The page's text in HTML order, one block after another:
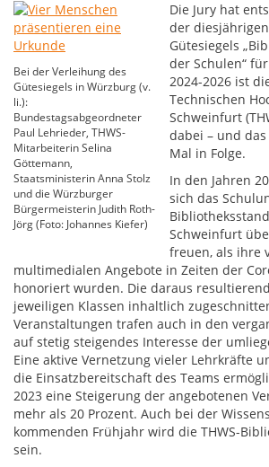
Bei der Verleihung des
Gütesiegels in Würzburg (v.
li.):
Bundestagsabgeordneter
Paul Lehrieder, THWS-
Mitarbeiterin Selina
Göttemann,
Staatsministerin Anna Stolz
und die Würzburger
Bürgermeisterin Judith Roth-
Jörg (Foto: Johannes Kiefer)
Die Jury hat
der
Gütesiegels
der Schulen“
2024-2026 ist
Technischen
Schweinfurt
dabei – und
Mal in Folge.
In den Jahren
sich das
Schweinfurt
freuen, als ihre
multimedialen Angebote in Zeiten der
honoriert wurden. Die daraus
jeweiligen Klassen inhaltlich
Veranstaltungen trafen auch in den
auf stetig steigendes Interesse der
Eine aktive Vernetzung vieler Lehrkräfte
die Einsatzbereitschaft des Teams
2023 eine Steigerung der angebotenen
mehr als 20 Prozent. Auch bei der
kommenden Frühjahr wird die THWS-
sein.